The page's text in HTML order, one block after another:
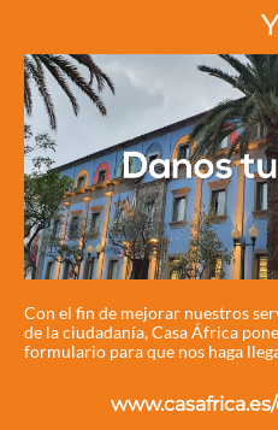
Y
Con el fin de mejorar nuestros
de la ciudadanía, Casa África
formulario para que nos haga